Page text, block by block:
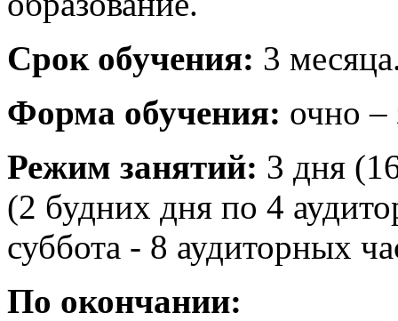
Срок обучения: 3
Форма обучения: очно –
Режим занятий: 3 дня
(2 будних дня по 4
суббота - 8 аудиторных
По окончании: